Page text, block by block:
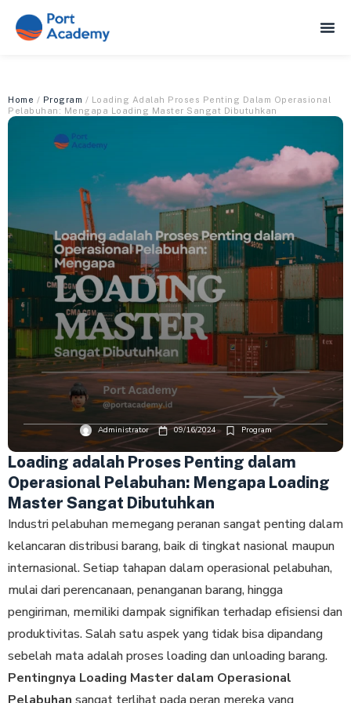
Home / Program / Loading Adalah Proses Penting Dalam Operasional
Pelabuhan: Mengapa Loading Master Sangat Dibutuhkan
Administrator 09/16/2024 Program
Loading adalah Proses Penting dalam
Operasional Pelabuhan: Mengapa Loading
Master Sangat Dibutuhkan
Industri pelabuhan memegang peranan sangat penting dalam
kelancaran distribusi barang, baik di tingkat nasional maupun
internasional. Setiap tahapan dalam operasional pelabuhan,
mulai dari perencanaan, penanganan barang, hingga
pengiriman, memiliki dampak signifikan terhadap efisiensi dan
produktivitas. Salah satu aspek yang tidak bisa dipandang
sebelah mata adalah proses loading dan unloading barang.
Pentingnya Loading Master dalam Operasional